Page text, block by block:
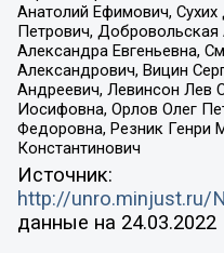
Анатолий Ефимович,
Петрович,
Александра Евгеньевна,
Александрович, Вицин
Андреевич, Левинсон Лев
Иосифовна, Орлов Олег
Федоровна, Резник Генри
Константинович
Источник:
http://unro.minjust.ru/
данные на 24.03.2022